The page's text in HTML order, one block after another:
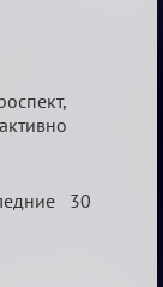
30